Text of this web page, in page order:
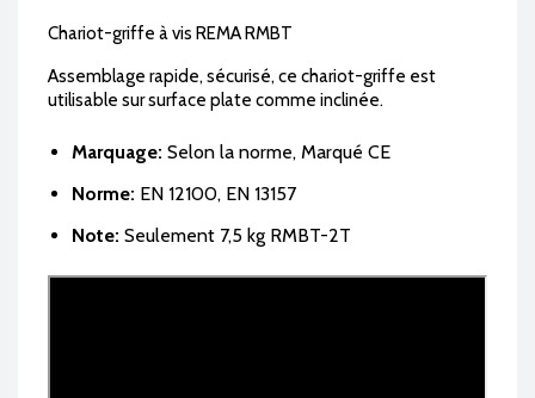
Chariot-griffe à vis REMA RMBT
Assemblage rapide, sécurisé, ce chariot-griffe est
utilisable sur surface plate comme inclinée.
Marquage: Selon la norme, Marqué CE
Norme: EN 12100, EN 13157
Note: Seulement 7,5 kg RMBT-2T